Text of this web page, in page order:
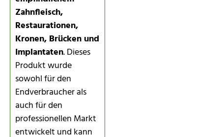
Zahnfleisch,
Restaurationen,
Kronen, Brücken und
Implantaten. Dieses
Produkt wurde
sowohl für den
Endverbraucher als
auch für den
professionellen Markt
entwickelt und kann